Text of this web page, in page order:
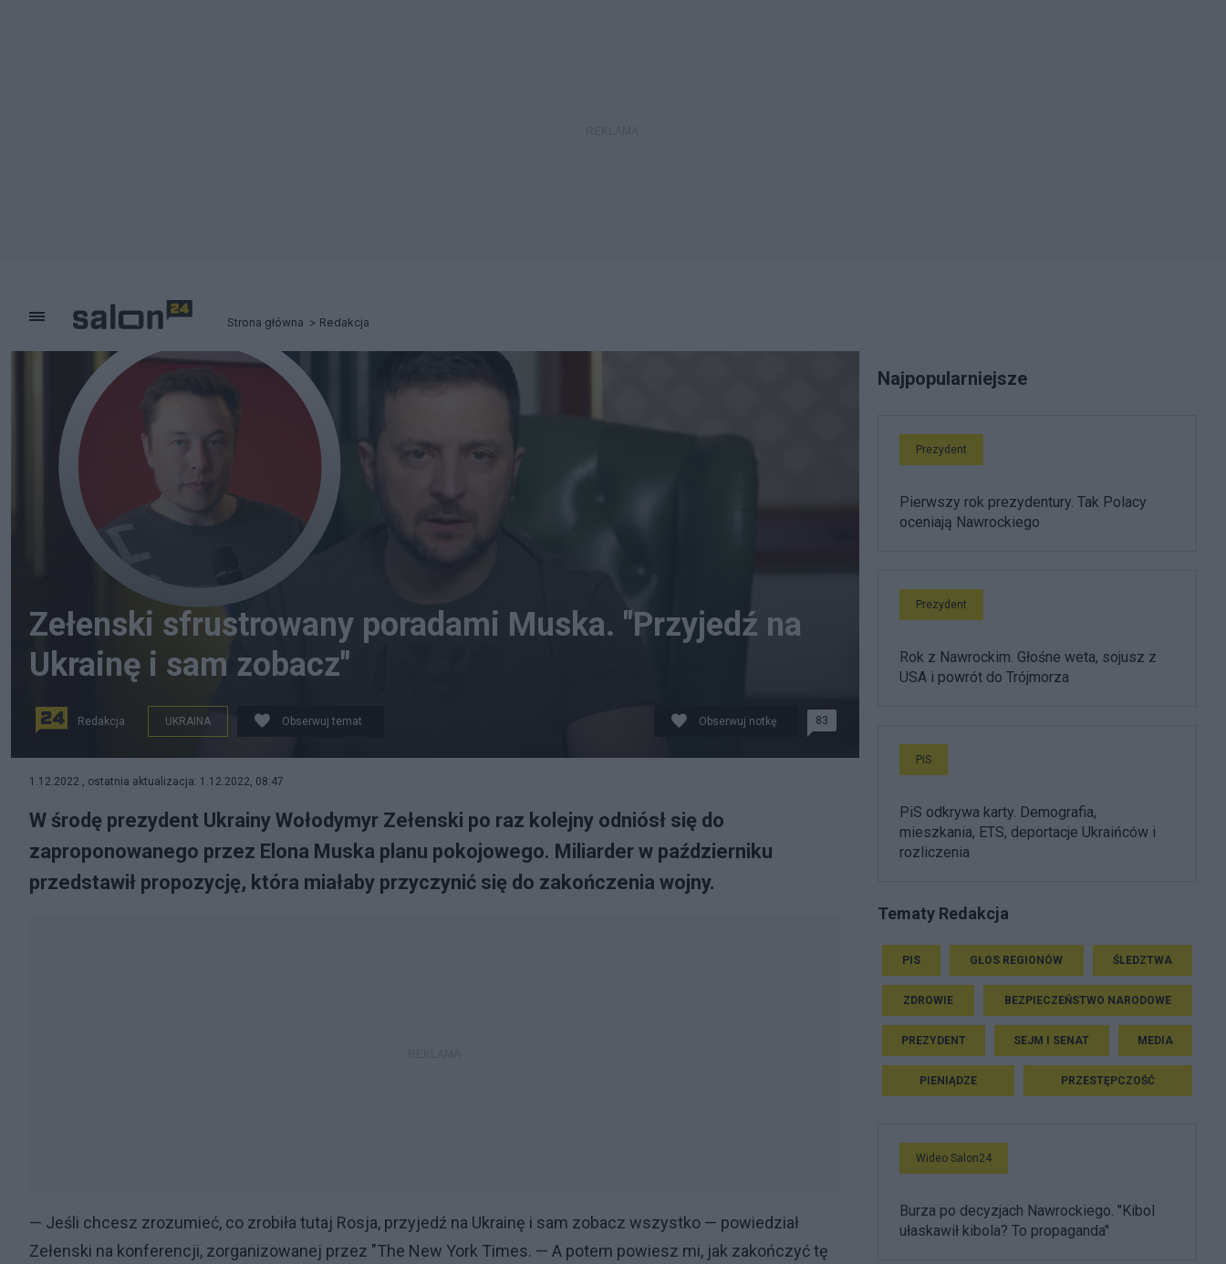
Strona główna Redakcja
Zełenski sfrustrowany poradami Muska. "Przyjedź na
Ukrainę i sam zobacz"
Redakcja UKRAINA Obserwuj temat Obserwuj notkę 83
1.12.2022 , ostatnia aktualizacja: 1.12.2022, 08:47
W środę prezydent Ukrainy Wołodymyr Zełenski po raz kolejny odniósł się do
zaproponowanego przez Elona Muska planu pokojowego. Miliarder w październiku
przedstawił propozycję, która miałaby przyczynić się do zakończenia wojny.
— Jeśli chcesz zrozumieć, co zrobiła tutaj Rosja, przyjedź na Ukrainę i sam zobacz wszystko — powiedział
Zełenski na konferencji, zorganizowanej przez "The New York Times. — A potem powiesz mi, jak zakończyć tę
Najpopularniejsze
Prezydent
Pierwszy rok prezydentury. Tak Polacy
oceniają Nawrockiego
Prezydent
Rok z Nawrockim. Głośne weta, sojusz z
USA i powrót do Trójmorza
PiS
PiS odkrywa karty. Demografia,
mieszkania, ETS, deportacje Ukraińców i
rozliczenia
Tematy Redakcja
PIS GŁOS REGIONÓW ŚLEDZTWA
ZDROWIE BEZPIECZEŃSTWO NARODOWE
PREZYDENT SEJM I SENAT MEDIA
PIENIĄDZE PRZESTĘPCZOŚĆ
Wideo Salon24
Burza po decyzjach Nawrockiego. "Kibol
ułaskawił kibola? To propaganda"